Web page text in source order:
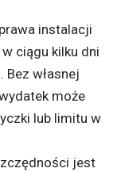
instalacji
ciągu kilku dni
własnej
może
lub limitu w
jest